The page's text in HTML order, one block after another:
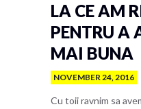
LA CE AM
PENTRU A
MAI BUNA
NOVEMBER 24, 2016
Cu toii ravnim sa